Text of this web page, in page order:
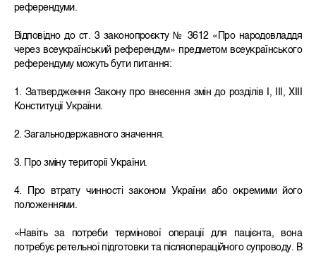
референдуми.
Відповідно до ст. 3 законопроєкту № 3612 «Про народовладдя
через всеукраїнський референдум» предметом всеукраїнського
референдуму можуть бути питання:
1. Затвердження Закону про внесення змін до розділів І, ІІІ, ХІІІ
Конституції України.
2. Загальнодержавного значення.
3. Про зміну території України.
4. Про втрату чинності законом України або окремими його
положеннями.
«Навіть за потреби термінової операції для пацієнта, вона
потребує ретельної підготовки та післяопераційного супроводу. В